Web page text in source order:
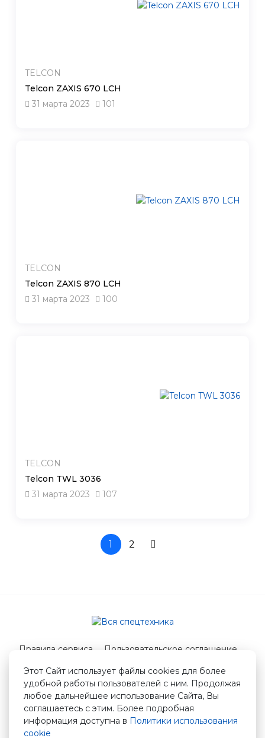
TELCON
Telcon ZAXIS 670 LCH
31 марта 2023
101
TELCON
Telcon ZAXIS 870 LCH
31 марта 2023
100
TELCON
Telcon TWL 3036
31 марта 2023
107
1 2
Этот Сайт использует файлы cookies для более
удобной работы пользователей с ним. Продолжая
любое дальнейшее использование Сайта, Вы
соглашаетесь с этим. Более подробная
информация доступна в Политики использования
cookie
Правила сервиса
Пользовательское соглашение
© 2026 Вся спецтехника
info@vstshop.ru